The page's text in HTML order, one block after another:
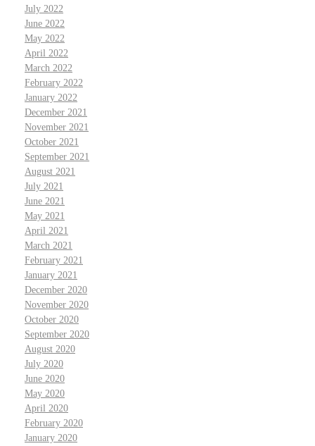
July 2022
June 2022
May 2022
April 2022
March 2022
February 2022
January 2022
December 2021
November 2021
October 2021
September 2021
August 2021
July 2021
June 2021
May 2021
April 2021
March 2021
February 2021
January 2021
December 2020
November 2020
October 2020
September 2020
August 2020
July 2020
June 2020
May 2020
April 2020
February 2020
January 2020